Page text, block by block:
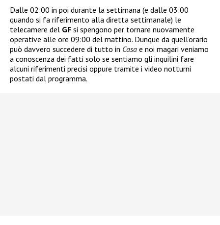
Dalle 02:00 in poi durante la settimana (e dalle 03:00
quando si fa riferimento alla diretta settimanale) le
telecamere del GF si spengono per tornare nuovamente
operative alle ore 09:00 del mattino. Dunque da quell’orario
può davvero succedere di tutto in Casa e noi magari veniamo
a conoscenza dei fatti solo se sentiamo gli inquilini fare
alcuni riferimenti precisi oppure tramite i video notturni
postati dal programma.